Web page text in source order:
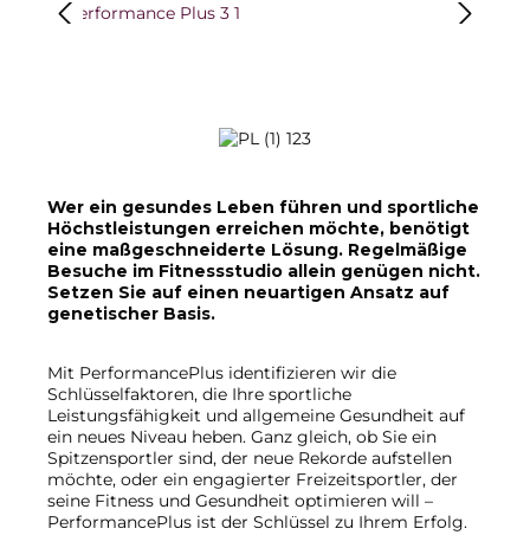
Bildergalerie überspringen
Wer ein gesundes Leben führen und sportliche
Höchstleistungen erreichen möchte, benötigt
eine maßgeschneiderte Lösung. Regelmäßige
Besuche im Fitnessstudio allein genügen nicht.
Setzen Sie auf einen neuartigen Ansatz auf
genetischer Basis.
Mit PerformancePlus identifizieren wir die
Schlüsselfaktoren, die Ihre sportliche
Leistungsfähigkeit und allgemeine Gesundheit auf
ein neues Niveau heben. Ganz gleich, ob Sie ein
Spitzensportler sind, der neue Rekorde aufstellen
möchte, oder ein engagierter Freizeitsportler, der
seine Fitness und Gesundheit optimieren will –
PerformancePlus ist der Schlüssel zu Ihrem Erfolg.